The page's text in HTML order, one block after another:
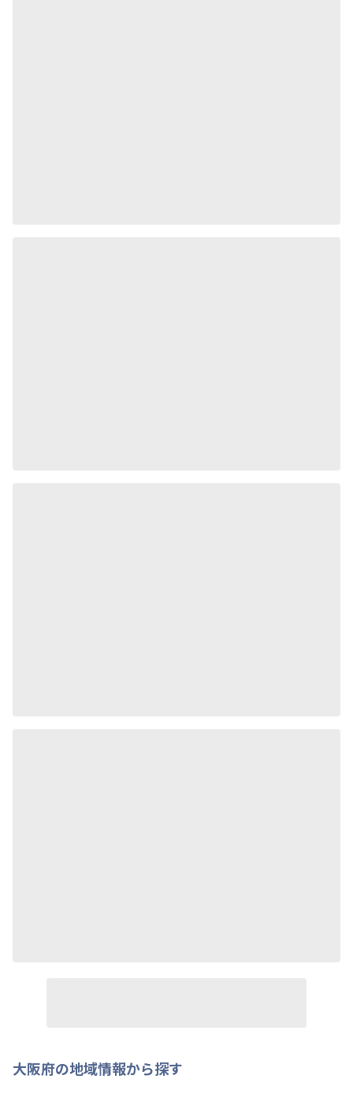
大阪府の地域情報から探す